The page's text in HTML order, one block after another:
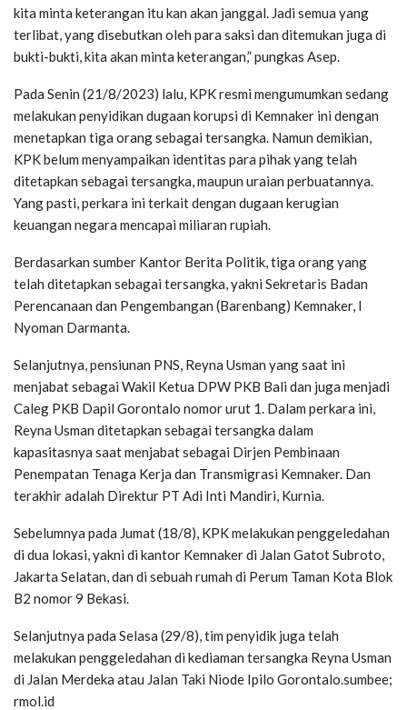
kita minta keterangan itu kan akan janggal. Jadi semua yang
terlibat, yang disebutkan oleh para saksi dan ditemukan juga di
bukti-bukti, kita akan minta keterangan,” pungkas Asep.
Pada Senin (21/8/2023) lalu, KPK resmi mengumumkan sedang
melakukan penyidikan dugaan korupsi di Kemnaker ini dengan
menetapkan tiga orang sebagai tersangka. Namun demikian,
KPK belum menyampaikan identitas para pihak yang telah
ditetapkan sebagai tersangka, maupun uraian perbuatannya.
Yang pasti, perkara ini terkait dengan dugaan kerugian
keuangan negara mencapai miliaran rupiah.
Berdasarkan sumber Kantor Berita Politik, tiga orang yang
telah ditetapkan sebagai tersangka, yakni Sekretaris Badan
Perencanaan dan Pengembangan (Barenbang) Kemnaker, I
Nyoman Darmanta.
Selanjutnya, pensiunan PNS, Reyna Usman yang saat ini
menjabat sebagai Wakil Ketua DPW PKB Bali dan juga menjadi
Caleg PKB Dapil Gorontalo nomor urut 1. Dalam perkara ini,
Reyna Usman ditetapkan sebagai tersangka dalam
kapasitasnya saat menjabat sebagai Dirjen Pembinaan
Penempatan Tenaga Kerja dan Transmigrasi Kemnaker. Dan
terakhir adalah Direktur PT Adi Inti Mandiri, Kurnia.
Sebelumnya pada Jumat (18/8), KPK melakukan penggeledahan
di dua lokasi, yakni di kantor Kemnaker di Jalan Gatot Subroto,
Jakarta Selatan, dan di sebuah rumah di Perum Taman Kota Blok
B2 nomor 9 Bekasi.
Selanjutnya pada Selasa (29/8), tim penyidik juga telah
melakukan penggeledahan di kediaman tersangka Reyna Usman
di Jalan Merdeka atau Jalan Taki Niode Ipilo Gorontalo.sumbee;
rmol.id